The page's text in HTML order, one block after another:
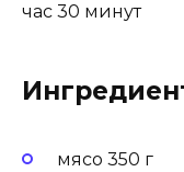
час 30 минут
мясо 350 г